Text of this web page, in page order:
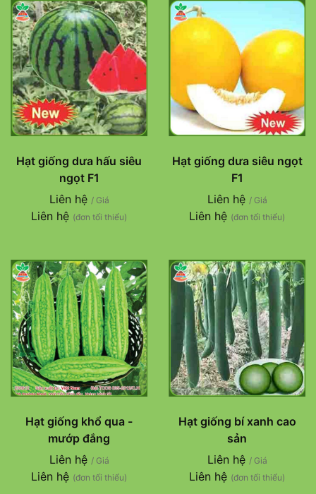
Hạt giống dưa hấu siêu
ngọt F1
Liên hệ / Giá
Liên hệ (đơn tối thiểu)
Hạt giống dưa siêu ngọt
F1
Liên hệ / Giá
Liên hệ (đơn tối thiểu)
Hạt giống khổ qua -
mướp đắng
Liên hệ / Giá
Liên hệ (đơn tối thiểu)
Hạt giống bí xanh cao
sản
Liên hệ / Giá
Liên hệ (đơn tối thiểu)